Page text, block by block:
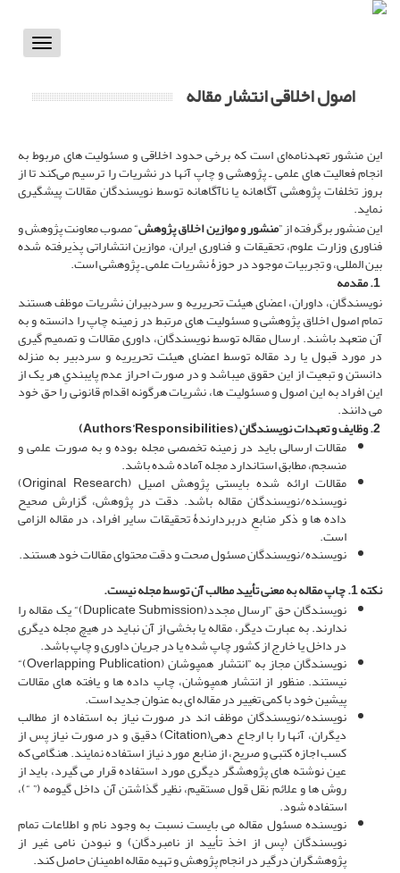
Toggle
اصول اخلاقی انتشار مقاله
این منشور تعهدنامه‌ای است که برخی حدود اخلاقی و مسئولیت­ های مربوط به
انجام فعالیت­ های علمی ـ پژوهشی و چاپ آنها در نشریات را ترسیم می‌کند تا از
بروز تخلفات پژوهشی آگاهانه یا ناآگاهانه توسط نویسندگان مقالات پیشگیری
نماید.
این منشور برگرفته از ”منشور و موازین اخلاق پژوهش“ مصوب معاونت پژوهش و
فناوری وزارت علوم، تحقیقات و فناوری ایران، موازین انتشاراتی پذیرفته شده
بین­ المللی، و تجربیات موجود در حوزۀ نشریات علمی ـ پژوهشی است.
1. مقدمه
نویسندگان، داوران، اعضای هیئت­ تحریریه و سردبیران نشریات موظف هستند
تمام اصول اخلاق پژوهشی و مسئولیت­ های مرتبط در زمینه چاپ را دانسته و به
آن متعهد باشند. ارسال مقاله توسط نویسندگان، داوری مقالات و تصمیم­ گیری
در مورد قبول یا رد مقاله توسط اعضای هیئت­ تحریریه و سردبیر به­ منزله
دانستن و تبعیت از این حقوق می­باشد و در صورت احراز عدم پایبندیِ هر یک از
این افراد به این اصول و مسئولیت­ ها، نشریات هرگونه اقدام قانونی را حق خود
می­ دانند.
2. وظایف و تعهدات نویسندگان (
Authors’Responsibilities
)
مقالات ارسالی باید در زمینه­ تخصصی مجله بوده و به صورت علمی و
منسجم، مطابق استاندارد مجله آماده شده باشد.
مقالات ارائه شده بایستی پژوهش اصیل (Original Research)
نویسنده/نویسندگان مقاله باشد. دقت در پژوهش، گزارش صحیح
داده­ ها و ذکر منابعِ دربردارندۀ تحقیقات سایر افراد، در مقاله الزامی
است.
نویسنده/نویسندگان مسئول صحت و دقت محتوای مقالات خود هستند.
نکته 1.
چاپ مقاله به معنی تأیید مطالب آن توسط مجله نیست.
نویسندگان حق ”ارسال مجدد(Duplicate Submission)“ یک مقاله را
ندارند. به عبارت دیگر، مقاله یا بخشی از آن نباید در هیچ مجله‌ دیگری
در داخل یا خارج از کشور چاپ شده یا در جریان داوری و چاپ باشد.
نویسندگان مجاز به ”انتشار همپوشان (Overlapping Publication)“
نیستند. منظور از انتشار همپوشان، چاپ داده ها و یافته­ های مقالات
پیشین خود با کمی تغییر در مقاله­ ای به عنوان جدید است.
نویسنده/نویسندگان موظف­ اند در صورت نیاز به استفاده از مطالب
دیگران، آنها را با ارجاع­ دهی(Citation) دقیق و در صورت نیاز پس از
کسب اجازه کتبی و صریح، از منابع مورد نیاز استفاده نمایند. هنگامی که
عین نوشته­ های پژوهشگر دیگری مورد استفاده قرار می­ گیرد، باید از
روش­ ها و علائم نقل قول مستقیم، نظیر گذاشتن آن داخل گیومه (” “)،
استفاده شود.
نویسنده مسئول مقاله می­ بایست نسبت به وجود نام و اطلاعات تمام
نویسندگان (پس از اخذ تأیید از نامبردگان) و نبودن نامی غیر از
پژوهشگران درگیر در انجام پژوهش و تهیه مقاله اطمینان حاصل کند.